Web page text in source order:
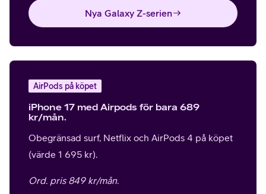
Nya Galaxy Z-serien
AirPods på köpet
iPhone 17 med Airpods för bara 689
kr/mån.
Obegränsad surf, Netflix och AirPods 4 på köpet
(värde 1 695 kr).
Ord. pris 849 kr/mån.